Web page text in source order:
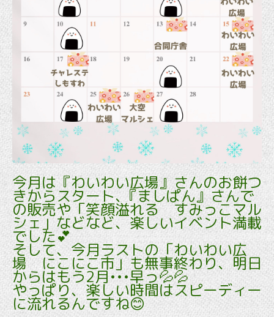
今月は『わいわい広場』さんのお餅つ
きからスタート､『ましぱん』さんで
の販売や「笑顔溢れる すみっこマル
シェ」などなど、楽しいイベント満載
でした💕
そして、今月ラストの「わいわい広
場 にこにこ市」も無事終わり、明日
からはもう2月•••早っ💦💦
やっぱり、楽しい時間はスピーディー
に流れるんですね😊